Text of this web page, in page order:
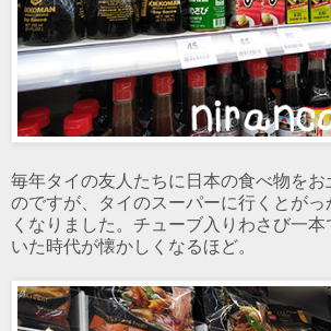
毎年タイの友人たちに日本の食べ物をお
のですが、タイのスーパーに行くとがっ
くなりました。チューブ入りわさび一
いた時代が懐かしくなるほど。